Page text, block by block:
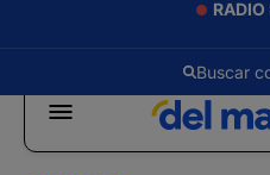
RADIO